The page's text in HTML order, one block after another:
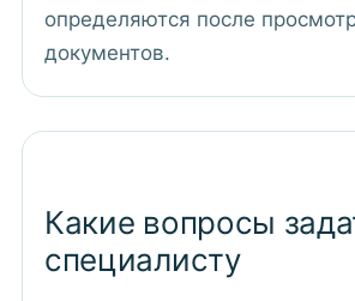
определяются после
документов.
Какие вопросы
специалисту